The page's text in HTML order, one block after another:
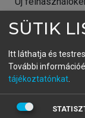
A regisztráció
BELÉPÉS
SÜTIK
Itt láthatja és
További
tájékoztatónkat